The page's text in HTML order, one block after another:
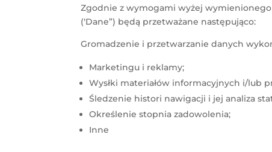
Zgodnie z wymogami wyżej wymienionego
(‘Dane”) będą przetważane następująco:
Gromadzenie i przetwarzanie danych
Marketingu i reklamy;
Wysłki materiałów informacyjnych i/lub
Śledzenie histori nawigacji i jej analiza
Określenie stopnia zadowolenia;
Inne